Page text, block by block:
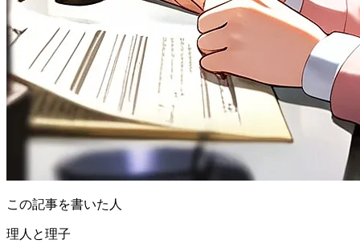
この記事を書いた人
理人と理子